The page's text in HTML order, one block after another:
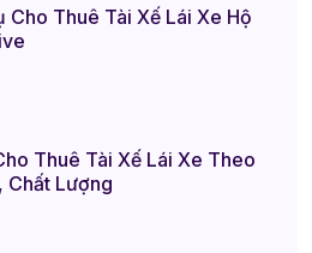
Cho Thuê Tài Xế Lái Xe Hộ
Thuê Tài Xế Lái Xe Theo
Chất Lượng